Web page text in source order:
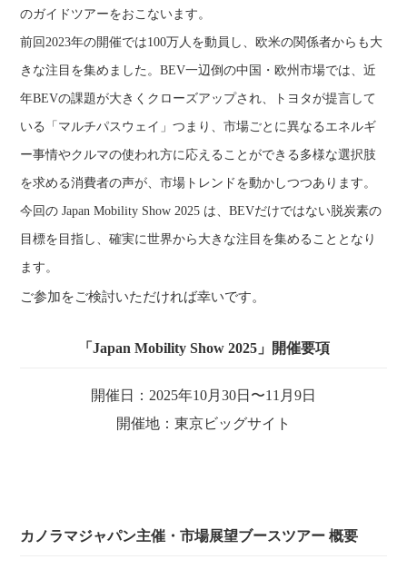
のガイドツアーをおこないます。
前回2023年の開催では100万人を動員し、欧米の関係者からも大
きな注目を集めました。BEV一辺倒の中国・欧州市場では、近
年BEVの課題が大きくクローズアップされ、トヨタが提言して
いる「マルチパスウェイ」つまり、市場ごとに異なるエネルギ
ー事情やクルマの使われ方に応えることができる多様な選択肢
を求める消費者の声が、市場トレンドを動かしつつあります。
今回の Japan Mobility Show 2025 は、BEVだけではない脱炭素の
目標を目指し、確実に世界から大きな注目を集めることとなり
ます。
ご参加をご検討いただければ幸いです。
「Japan Mobility Show 2025」開催要項
開催日：2025年10月30日〜11月9日
開催地：東京ビッグサイト
カノラマジャパン主催・市場展望ブースツアー 概要